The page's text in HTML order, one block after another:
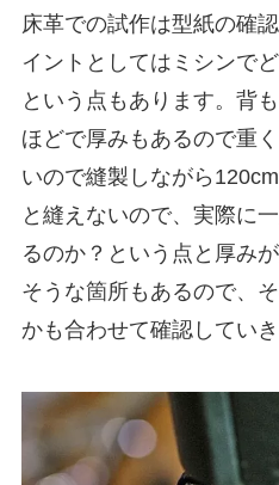
床革での試作は型紙の確
イントとしてはミシンで
という点もあります。背
ほどで厚みもあるので重
いので縫製しながら
と縫えないので、実際に
るのか？という点と厚み
そうな箇所もあるので、
かも合わせて確認していき